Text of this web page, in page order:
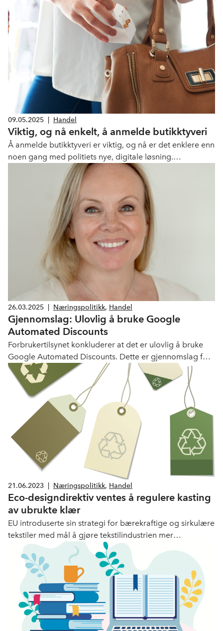
vanskelig å etterleve i praksis.
09.05.2025 Handel
Viktig, og nå enkelt, å anmelde butikktyveri
Å anmelde butikktyveri er viktig, og nå er det enklere enn
noen gang med politiets nye, digitale løsning.
Anmeldelser har større verdi enn mange tror, både for
den enkelte bedrift og for samfunnet.
26.03.2025 Næringspolitikk, Handel
Gjennomslag: Ulovlig å bruke Google
Automated Discounts
Forbrukertilsynet konkluderer at det er ulovlig å bruke
Google Automated Discounts. Dette er gjennomslag for
NHO Service og Handel.
21.06.2023 Næringspolitikk, Handel
Eco-designdirektiv ventes å regulere kasting
av ubrukte klær
EU introduserte sin strategi for bærekraftige og sirkulære
tekstiler med mål å gjøre tekstilindustrien mer
miljøvennlig og ressurseffektiv. – Rammer har alt å si når
bedrifter skal tilpasse seg det grønne skiftet, sier
bransjedirektør for handel i NHO Service og Handel,
Linda Vist.